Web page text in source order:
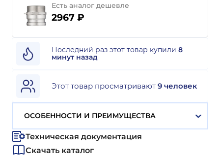
Есть аналог дешевле
2967 ₽
Последний раз этот товар купили 8
минут назад
Этот товар просматривают 9 человек
ОСОБЕННОСТИ И ПРЕИМУЩЕСТВА
Техническая документация
Скачать каталог